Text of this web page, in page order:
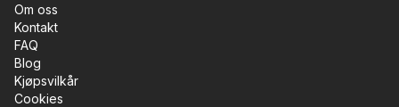
Om oss
Kontakt
FAQ
Blog
Kjøpsvilkår
Cookies